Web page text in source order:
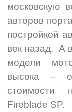
московскую
авторов
постройкой
век назад. А
модели
высока –
стоимости
Fireblade SP.